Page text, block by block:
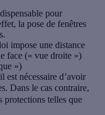
pour
la pose de fenêtres
impose une distance
face (« vue droite »)
»)
est nécessaire d’avoir
Dans le cas contraire,
protections telles que